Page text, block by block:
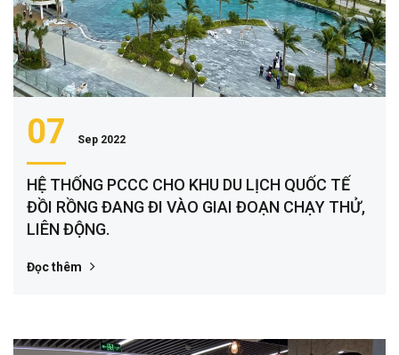
07 Sep 2022
HỆ THỐNG PCCC CHO KHU DU LỊCH QUỐC TẾ
ĐỒI RỒNG ĐANG ĐI VÀO GIAI ĐOẠN CHẠY THỬ,
LIÊN ĐỘNG.
Đọc thêm